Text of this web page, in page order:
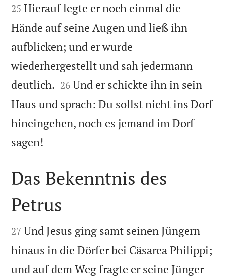
25 Hierauf legte er noch einmal die
Hände auf seine Augen und ließ ihn
aufblicken; und er wurde
wiederhergestellt und sah jedermann
deutlich. 

26 Und er schickte ihn in sein
Haus und sprach: Du sollst nicht ins Dorf
hineingehen, noch es jemand im Dorf
sagen!

Das Bekenntnis des
Petrus

27 Und Jesus ging samt seinen Jüngern
hinaus in die Dörfer bei Cäsarea Philippi;
und auf dem Weg fragte er seine Jünger